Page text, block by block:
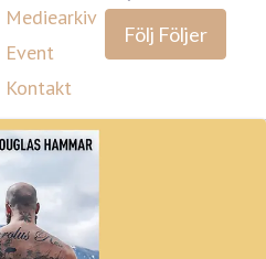
Mediearkiv
Event
Kontakt
Följ Följer